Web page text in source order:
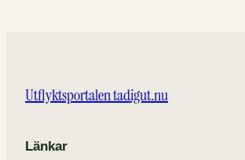
Utflyktsportalen tadigut.nu
Länkar